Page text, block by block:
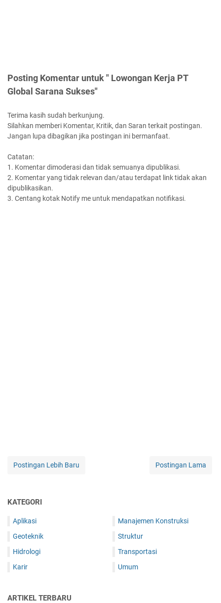
Posting Komentar untuk " Lowongan Kerja PT
Global Sarana Sukses"
Terima kasih sudah berkunjung.
Silahkan memberi Komentar, Kritik, dan Saran terkait postingan.
Jangan lupa dibagikan jika postingan ini bermanfaat.
Catatan:
1. Komentar dimoderasi dan tidak semuanya dipublikasi.
2. Komentar yang tidak relevan dan/atau terdapat link tidak akan
dipublikasikan.
3. Centang kotak Notify me untuk mendapatkan notifikasi.
Postingan Lebih Baru Postingan Lama
KATEGORI
Aplikasi
Geoteknik
Hidrologi
Karir
Manajemen Konstruksi
Struktur
Transportasi
Umum
ARTIKEL TERBARU